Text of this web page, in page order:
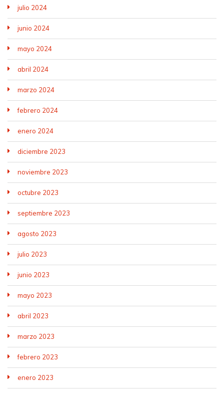
julio 2024
junio 2024
mayo 2024
abril 2024
marzo 2024
febrero 2024
enero 2024
diciembre 2023
noviembre 2023
octubre 2023
septiembre 2023
agosto 2023
julio 2023
junio 2023
mayo 2023
abril 2023
marzo 2023
febrero 2023
enero 2023